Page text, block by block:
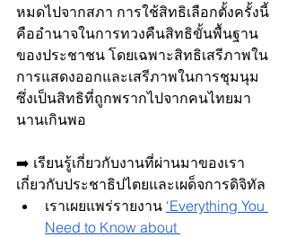
หมดไปจากสภา การใช้สิทธิเลือกตั้งครั้งนี้
คืออำนาจในการทวงคืนสิทธิขั้นพื้นฐาน
ของประชาชน โดยเฉพาะสิทธิเสรีภาพใน
การแสดงออกและเสรีภาพในการชุมนุม
ซึ่งเป็นสิทธิที่ถูกพรากไปจากคนไทยมา
นานเกินพอ
➡️ เรียนรู้เกี่ยวกับงานที่ผ่านมาของเรา
เกี่ยวกับประชาธิปไตยและเผด็จการดิจิทัล
เราเผยแพร่รายงาน ‘Everything You
Need to Know about